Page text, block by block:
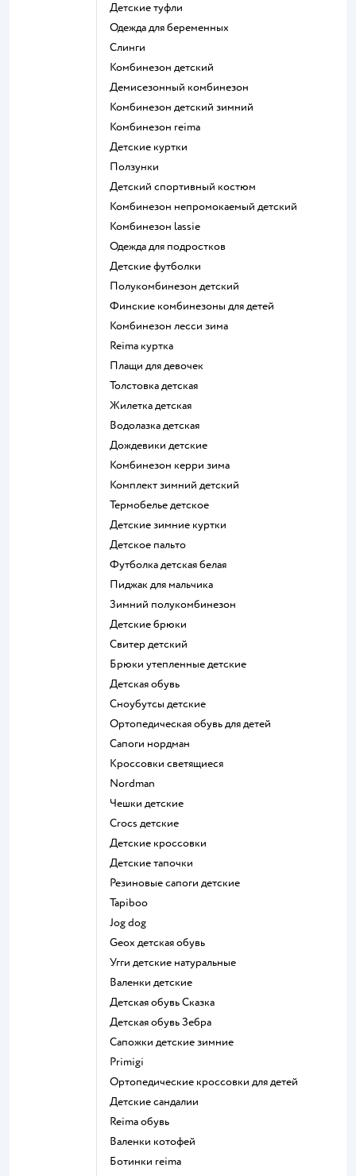
Детские туфли
Одежда для беременных
Слинги
Комбинезон детский
Демисезонный комбинезон
Комбинезон детский зимний
Комбинезон reima
Детские куртки
Ползунки
Детский спортивный костюм
Комбинезон непромокаемый детский
Комбинезон lassie
Одежда для подростков
Детские футболки
Полукомбинезон детский
Финские комбинезоны для детей
Комбинезон лесси зима
Reima куртка
Плащи для девочек
Толстовка детская
Жилетка детская
Водолазка детская
Дождевики детские
Комбинезон керри зима
Комплект зимний детский
Термобелье детское
Детские зимние куртки
Детское пальто
Футболка детская белая
Пиджак для мальчика
Зимний полукомбинезон
Детские брюки
Свитер детский
Брюки утепленные детские
Детская обувь
Сноубутсы детские
Ортопедическая обувь для детей
Сапоги нордман
Кроссовки светящиеся
Nordman
Чешки детские
Crocs детские
Детские кроссовки
Детские тапочки
Резиновые сапоги детские
Tapiboo
Jog dog
Geox детская обувь
Угги детские натуральные
Валенки детские
Детская обувь Сказка
Детская обувь Зебра
Сапожки детские зимние
Primigi
Ортопедические кроссовки для детей
Детские сандалии
Reima обувь
Валенки котофей
Ботинки reima